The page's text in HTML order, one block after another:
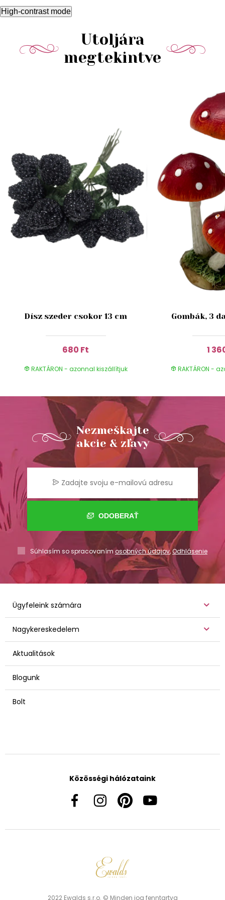
High-contrast mode
Utoljára
megtekintve
Dísz szeder csokor 13 cm
680 Ft
RAKTÁRON - azonnal kiszállítjuk
Gombák, 3
1
RAKTÁRON -
Nezmeškajte
akcie & zľavy
ODOBERAŤ
Súhlasím so spracovaním osobných údajov,Odhlásenie
Ügyfeleink számára
Nagykereskedelem
Aktualitások
Blogunk
Bolt
Közösségi hálózataink
2022 Ewalds s.r.o. © Minden jog fenntartva